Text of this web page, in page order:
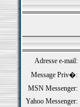
Adresse e-mail:
Message Priv�:
MSN Messenger:
Yahoo Messenger: